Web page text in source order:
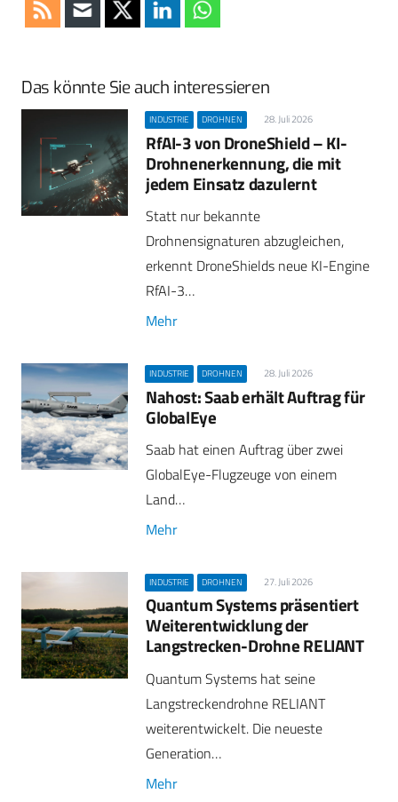
Das könnte Sie auch interessieren
INDUSTRIE DROHNEN 28. Juli 2026
RfAI-3 von DroneShield – KI-
Drohnenerkennung, die mit
jedem Einsatz dazulernt
Statt nur bekannte
Drohnensignaturen abzugleichen,
erkennt DroneShields neue KI-Engine
RfAI-3…
Mehr
INDUSTRIE DROHNEN 28. Juli 2026
Nahost: Saab erhält Auftrag für
GlobalEye
Saab hat einen Auftrag über zwei
GlobalEye-Flugzeuge von einem
Land…
Mehr
INDUSTRIE DROHNEN 27. Juli 2026
Quantum Systems präsentiert
Weiterentwicklung der
Langstrecken-Drohne RELIANT
Quantum Systems hat seine
Langstreckendrohne RELIANT
weiterentwickelt. Die neueste
Generation…
Mehr